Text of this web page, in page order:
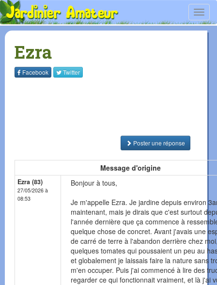
Ezra
Facebook Twitter
Poster une réponse
Message d'origine
Ezra (83)
27/05/2026 à
08:53
Bonjour à tous,
Je m'appelle Ezra. Je jardine depuis environ
maintenant, mais je dirais que c'est surtout
l'année dernière que ça commence à
quelque chose de concret. Avant j'avais une
de carré de terre à l'abandon derrière chez
quelques tomates qui poussaient un peu au
et globalement je laissais faire la nature sans
m'en occuper. Puis j'ai commencé à lire des
regarder ce qui fonctionnait vraiment, et là j'ai